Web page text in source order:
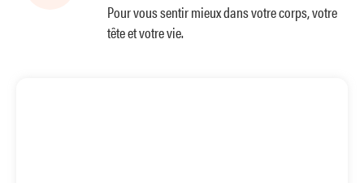
Pour vous sentir mieux dans votre corps, votre
tête et votre vie.